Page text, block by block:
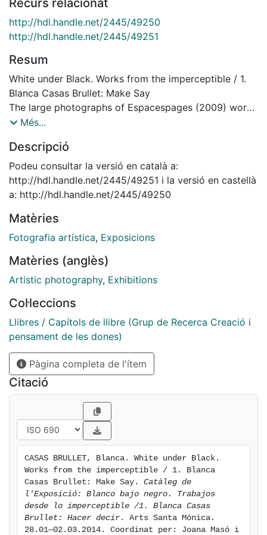
http://hdl.handle.net/2445/49250
http://hdl.handle.net/2445/49251
Resum
White under Black. Works from the imperceptible / 1.
Blanca Casas Brullet: Make Say
The large photographs of Espacespages (2009) work
to transform the creative space of the blank page
The image gives prominence to the emptiness of the
room, almost a cell, in which an action takes place,
dimly illuminated by a pair of windows that makes me
think of two eyes that attentively contemplate the
Més...
Descripció
Podeu consultar la versió en català a:
http://hdl.handle.net/2445/49251 i la versió en castellà
a: http://hdl.handle.net/2445/49250
Matèries
Fotografia artística, Exposicions
Matèries (anglès)
Artistic photography, Exhibitions
Col·leccions
Llibres / Capítols de llibre (Grup de Recerca Creació i
pensament de les dones)
Pàgina completa de l'ítem
Citació
CASAS BRULLET, Blanca. White under Black.
Works from the imperceptible / 1. Blanca
Casas Brullet: Make Say. Catàleg de
l'Exposició: Blanco bajo negro. Trabajos
desde lo imperceptible /1. Blanca Casas
Brullet: Hacer decir . Arts Santa Mónica.
28.01—02.03.2014. Coordinat per: Joana Masó i